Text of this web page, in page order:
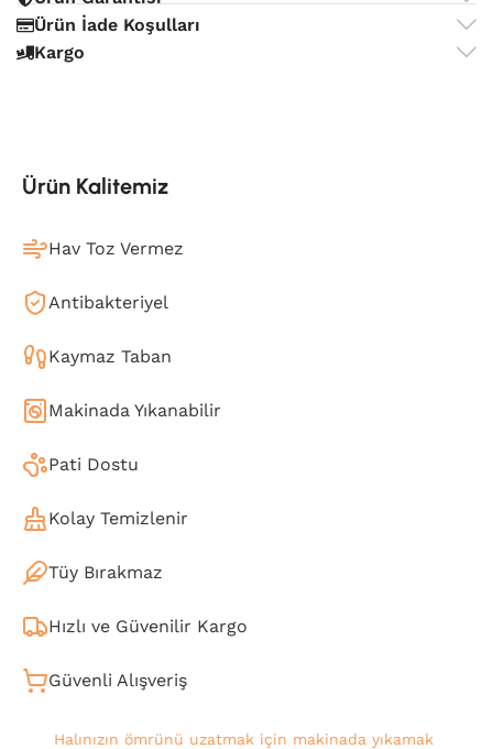
Ürün İade Koşulları
Kargo
Ürün Kalitemiz
Hav Toz Vermez
Antibakteriyel
Kaymaz Taban
Makinada Yıkanabilir
Pati Dostu
Kolay Temizlenir
Tüy Bırakmaz
Hızlı ve Güvenilir Kargo
Güvenli Alışveriş
Halınızın ömrünü uzatmak için makinada yıkamak